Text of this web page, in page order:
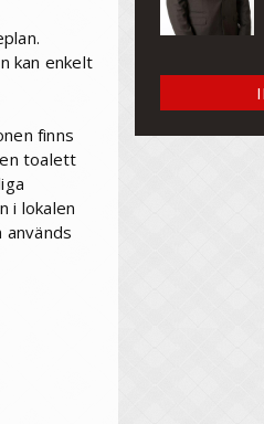
kan enkelt
finns
toalett
i lokalen